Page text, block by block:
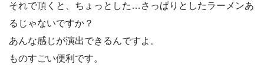
それで頂くと、ちょっとした…さっぱりとしたラーメンあ
るじゃないですか？
あんな感じが演出できるんですよ。
ものすごい便利です。